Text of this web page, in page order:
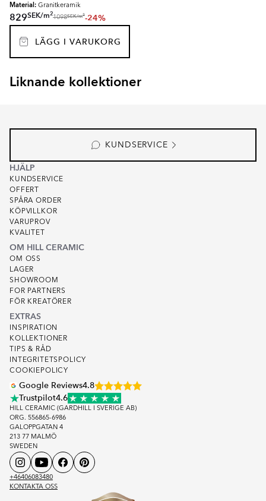
Material: Granitkeramik
829SEK/m2
1098SEK/m2-24%
LÄGG I VARUKORG
Liknande kollektioner
KULLABERG TERRACOTTA
KUNDSERVICE
HJÄLP
KUNDSERVICE
OFFERT
SPÅRA ORDER
KÖPVILLKOR
VARUPROV
KVALITET
OM HILL CERAMIC
OM OSS
LAGER
SHOWROOM
FOR PARTNERS
FÖR KREATÖRER
EXTRAS
INSPIRATION
KOLLEKTIONER
TIPS & RÅD
INTEGRITETSPOLICY
COOKIEPOLICY
Google Reviews4.8
Trustpilot4.6
HILL CERAMIC (GARDHILL I SVERIGE AB)
ORG. 556865-6986
GALOPPGATAN 4
213 77 MALMÖ
SWEDEN
+46406083480
KONTAKTA OSS